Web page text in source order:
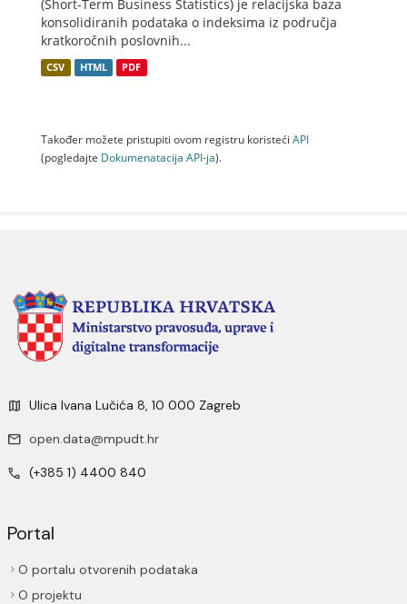
(Short-Term Business Statistics) je relacijska baza
konsolidiranih podataka o indeksima iz područja
kratkoročnih poslovnih...
CSV HTML PDF
Također možete pristupiti ovom registru koristeći API
(pogledajte Dokumenаtаcijа API-jа).